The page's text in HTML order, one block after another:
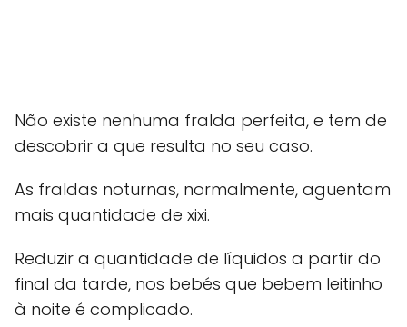
Não existe nenhuma fralda perfeita, e tem de
descobrir a que resulta no seu caso.
As fraldas noturnas, normalmente, aguentam
mais quantidade de xixi.
Reduzir a quantidade de líquidos a partir do
final da tarde, nos bebés que bebem leitinho
à noite é complicado.